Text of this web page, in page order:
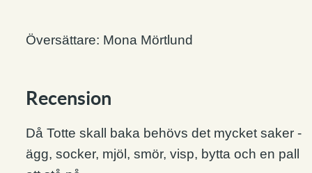
Översättare: Mona Mörtlund
Recension
Då Totte skall baka behövs det mycket saker -
ägg, socker, mjöl, smör, visp, bytta och en pall